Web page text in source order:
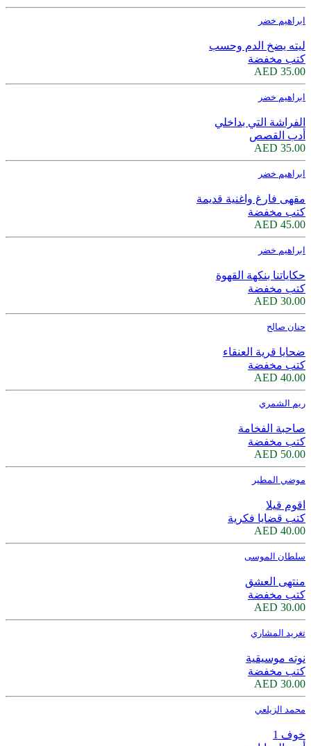
ابراهيم خضر
ليته يضخ الدم وحسب
كتب مخفضة
35.00 AED
ابراهيم خضر
الفراشة التي بداخلي
أدب القصص
35.00 AED
ابراهيم خضر
مقهى فارغ واغنية قديمة
كتب مخفضة
45.00 AED
ابراهيم خضر
حكاياتنا بنكهة القهوة
كتب مخفضة
30.00 AED
حنان صالح
ضحايا قرية العنقاء
كتب مخفضة
40.00 AED
ريم الشمري
صاحبة الفخامة
كتب مخفضة
50.00 AED
موضي المطير
اقوم قيلا
كتب قضايا فكرية
40.00 AED
سلطان الموسى
منتهى العشق
كتب مخفضة
30.00 AED
تغريد المشاري
نوته موسيقية
كتب مخفضة
30.00 AED
محمد الزيلعي
خوف 1